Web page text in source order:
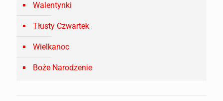
Walentynki
Tłusty Czwartek
Wielkanoc
Boże Narodzenie